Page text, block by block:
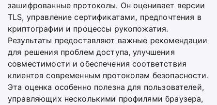
зашифрованные протоколы. Он оценивает версии
TLS, управление сертификатами, предпочтения в
криптографии и процессы рукопожатия.
Результаты предоставляют важные рекомендации
для решения проблем доступа, улучшения
совместимости и обеспечения соответствия
клиентов современным протоколам безопасности.
Эта оценка особенно полезна для пользователей,
управляющих несколькими профилями браузера,